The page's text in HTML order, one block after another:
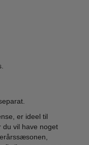
er ideel til
vil have noget